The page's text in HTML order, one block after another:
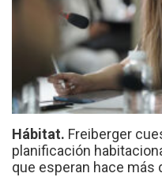
Hábitat. Freiberger
planificación
que esperan hace más